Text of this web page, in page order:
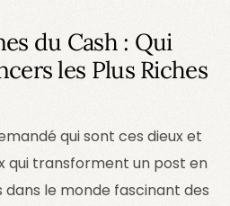
du Cash : Qui
les Plus Riches
qui sont ces dieux et
qui transforment un post en
dans le monde fascinant des